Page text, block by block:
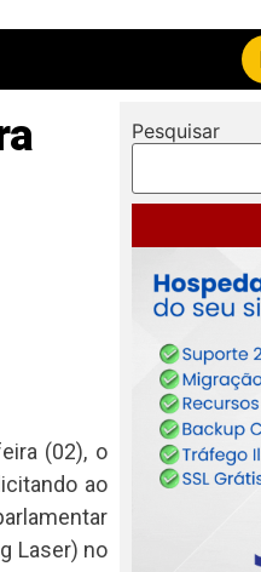
(02), o
ao
Laser) no
Pesquisar